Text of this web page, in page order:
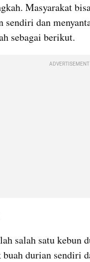
Masyarakat
dan
sebagai berikut.
ADVERTISEMENT
salah satu kebun
durian sendiri